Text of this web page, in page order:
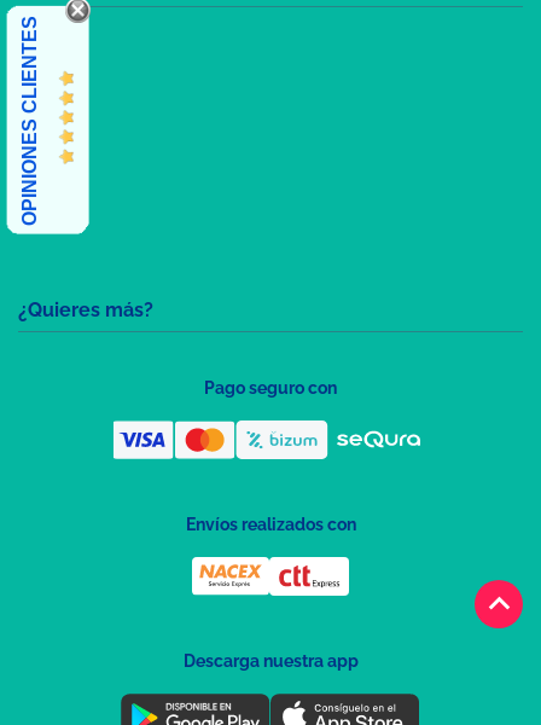
keyboard_arrow_up
¿Quieres más?
OPINIONES CLIENTES
Pago seguro con
Envíos realizados con
Descarga nuestra app